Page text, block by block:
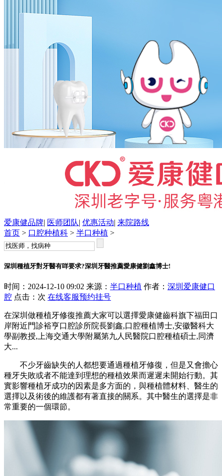
爱康健品牌| 医师团队| 优惠活动| 来院路线
首页 > 口腔种植科 > 半口种植 >
深圳種植牙對牙醫有咩要求?深圳牙醫推薦愛康健劉鑫博士!
时间：2024-12-10 09:02 来源： 半口种植 作者： 深圳爱康健口
腔 点击： 次 在线客服预约挂号
在深圳做種植牙修復推薦大家可以選擇愛康健齒科旗下福田口
岸附近門診裕亨口腔診所院長劉鑫,口腔種植博士,安徽醫科大
學副教授,上海交通大學附屬第九人民醫院口腔種植碩士,同濟
大...
不少牙齒缺失的人都想要通過種植牙修復，但是又會擔心
種牙失敗或者不能達到理想的種植效果而遲遲未開始行動。其
實影響種植牙成功的因素是多方面的，與種植體材料、醫生的
選擇以及術後的維護都有著直接的關系。其中醫生的選擇是非
常重要的一個環節。